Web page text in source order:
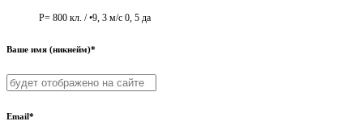
Р= 800 кл. / •9, 3 м/с 0, 5 да​
Ваше имя (никнейм)*
Email*